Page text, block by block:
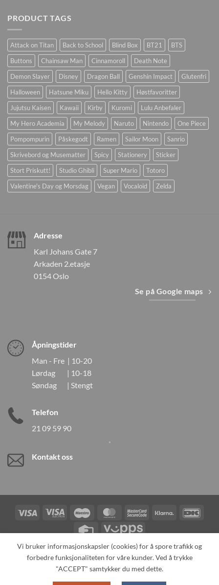
PRODUCT TAGS
Attack on Titan Back to School Blind Box BT21
BTS
Buttons
Chainsaw Man Cinnamoroll
Death Note
Demon Slayer
Disney Dragon Ball Genshin Impact
Glutenfri
Halloween
Hatsune Miku Hello Kitty
Høstfavoritter
Jujutsu Kaisen
Kawaii Kirby Kuromi
Lulu Anbefaler
My Hero Academia
My Melody Naruto Nintendo
One Piece
Pompompurin
Påskegodt Ramen Sailor Moon
Sanrio
Skrivebord og Musematter
Spicy Stationery
Sticker
Stort Priskutt!
Studio Ghibli Super Mario
Totoro
Valentine's Day og Morsdag
Vegan Vocaloid Zelda
Adresse
Karl Johans Gate 7
Arkaden 2.etasje
0154 Oslo
Se på Google maps
Åpningstider
Man - Fre | 10-20
Lørdag | 10-18
Søndag | Stengt
Telefon
21 09 59 90
Kontakt oss
Visa
Visa
Maestro MasterCardMasterCardKlarna
Credit
Vipps
TILBAKEKALLINGER KONTAKT OSS
OM OSS
SPESIALBESTILLING
MIN KONTO ALL PRODUCTS
Copyright 2026 ©Neo Tokyo by Neo Tokyo Norway AS -With Love
Vi bruker informasjonskapsler (cookies) for å spore trafikk og
forbedre funksjonaliteten for våre kunder. Ved å trykke
"ACCEPT" samtykker du med dette.